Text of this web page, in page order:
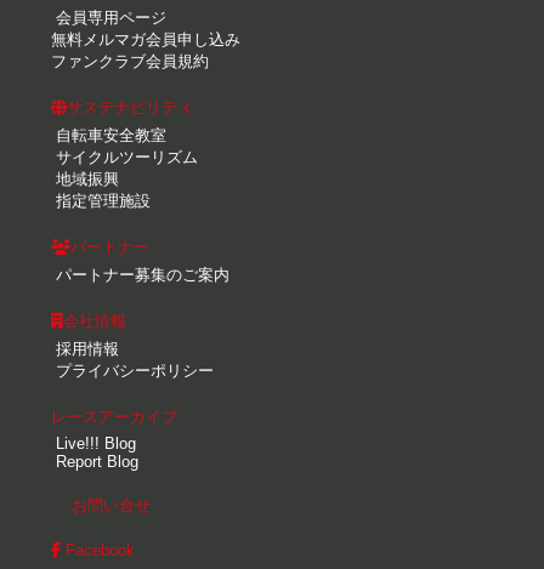
会員専用ページ
無料メルマガ会員申し込み
ファンクラブ会員規約
サステナビリティ
自転車安全教室
サイクルツーリズム
地域振興
指定管理施設
パートナー
パートナー募集のご案内
会社情報
採用情報
プライバシーポリシー
レースアーカイブ
Live!!! Blog
Report Blog
お問い合せ
Facebook